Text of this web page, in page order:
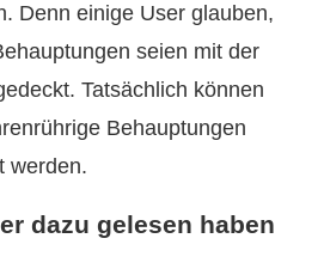
Denn einige User glauben,
seien mit der
Tatsächlich können
Behauptungen
werden.
dazu gelesen haben